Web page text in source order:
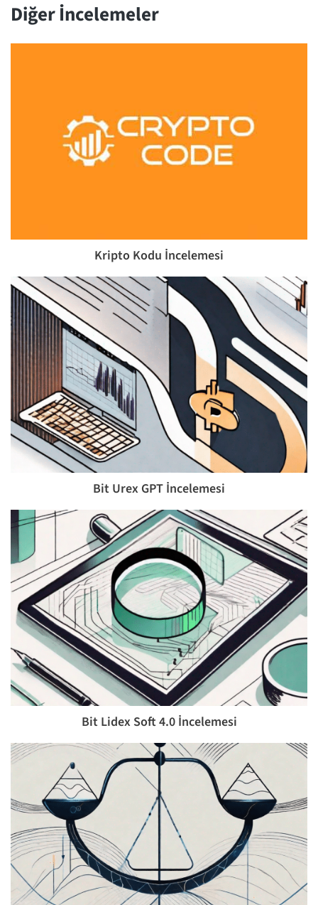
Diğer İncelemeler
Kripto Kodu İncelemesi
Bit Urex GPT İncelemesi
Bit Lidex Soft 4.0 İncelemesi